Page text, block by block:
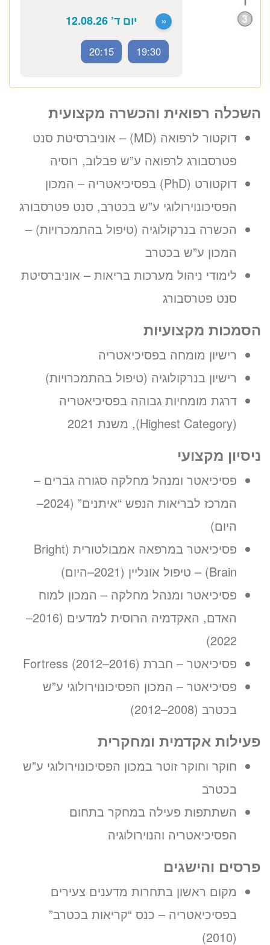
לזימון תור טלפוני התקשרו
037712804
זימון תור אונליין
לד״ר אלכסנדר צ׳ומסקי
ב-3 שלבים קצרים
(לא נדרש כרטיס אשראי)
מועדים פנויים. לחצו לבחירת
19:30
20:15
השכלה רפואית והכשרה מקצועית
דוקטור לרפואה (MD) – אוניברסיטת סנט
פטרסבורג לרפואה ע”ש פבלוב, רוסיה
דוקטורט (PhD) בפסיכיאטריה – המכון
הפסיכונוירולוגי ע”ש בכטרב, סנט פטרסבורג
הכשרה בנרקולוגיה (טיפול בהתמכרויות) –
המכון ע”ש בכטרב
לימודי ניהול מערכות בריאות – אוניברסיטת
סנט פטרסבורג
הסמכות מקצועיות
רישיון מומחה בפסיכיאטריה
רישיון בנרקולוגיה (טיפול בהתמכרויות)
דרגת מומחיות גבוהה בפסיכיאטריה
(Highest Category), משנת 2021
ניסיון מקצועי
פסיכיאטר ומנהל מחלקה סגורה גברים –
המרכז לבריאות הנפש “איתנים” (2024–
היום)
פסיכיאטר במרפאה אמבולטורית (Bright
Brain) – טיפול אונליין (2021–היום)
פסיכיאטר ומנהל מחלקה – המכון למוח
האדם, האקדמיה הרוסית למדעים (2016–
2022)
פסיכיאטר – חברת Fortress (2012–2016)
פסיכיאטר – המכון הפסיכונוירולוגי ע”ש
בכטרב (2008–2012)
פעילות אקדמית ומחקרית
חוקר וחוקר זוטר במכון הפסיכונוירולוגי ע”ש
בכטרב
השתתפות פעילה במחקר בתחום
הפסיכיאטריה והנוירולוגיה
פרסים והישגים
מקום ראשון בתחרות מדענים צעירים
בפסיכיאטריה – כנס “קריאות בכטרב”
(2010)